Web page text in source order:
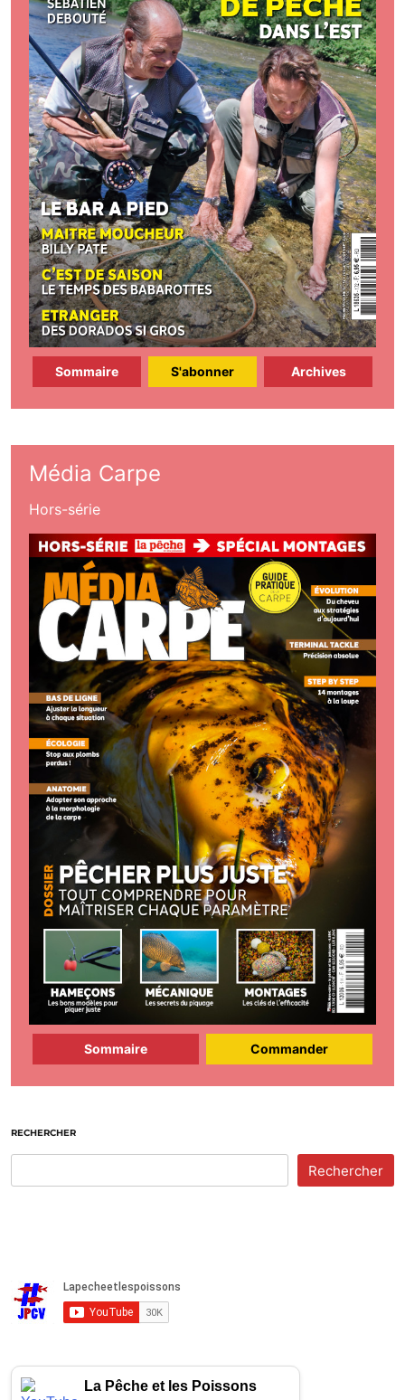
Sommaire S'abonner Archives
Média Carpe
Hors-série
Sommaire Commander
RECHERCHER
Rechercher
La Pêche et les Poissons